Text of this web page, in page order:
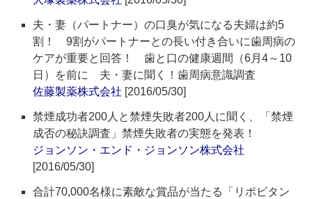
夫・妻（パートナー）の口臭が気になる夫婦は約5
割！ 9割がパートナーとの長い付き合いに歯周病の
ケアが重要と回答！ 歯と口の健康週間（6月4～10
日）を前に 夫・妻に聞く！歯周病意識調査
佐藤製薬株式会社 [2016/05/30]
禁煙成功者200人と禁煙失敗者200人に聞く、「禁煙
成否の秘訣調査」禁煙失敗者の実態を発表！
ジョンソン・エンド・ジョンソン株式会社
[2016/05/30]
合計70,000名様に素敵な賞品が当たる「リポビタン